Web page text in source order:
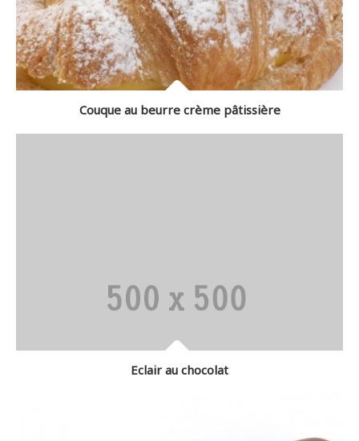
Couque au beurre crème pâtissière
Eclair au chocolat